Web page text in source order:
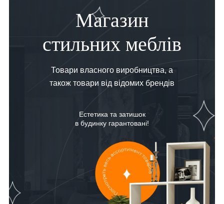
Магазин
стильних меблів
Товари власного виробництва, а
також товари від відомих брендів
Естетика та затишок
в будинку гарантовані!